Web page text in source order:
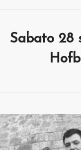
Sabato 28